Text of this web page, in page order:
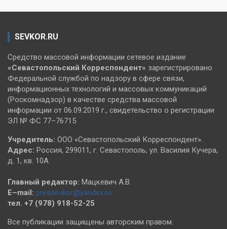
SEVKOR.RU
Средство массовой информации сетевое издание
«Севастопольский Корреспондент» зарегистрировано
Федеральной службой по надзору в сфере связи,
информационных технологий и массовых коммуникаций
(Роскомнадзор) в качестве средства массовой
информации от 06.09.2019 г., свидетельство о регистрации
ЭЛ № ФС 77–76715
Учредитель: ООО «Севастопольский Корреспондент».
Адрес: Россия, 299011, г. Севастополь, ул. Василия Кучера,
д. 1, кв. 10А
Главный редактор: Мацкевич А.В.
E–mail: pressevkor@yandex.ru
тел. +7 (978) 918-52-25
Все публикации защищены авторским правом.